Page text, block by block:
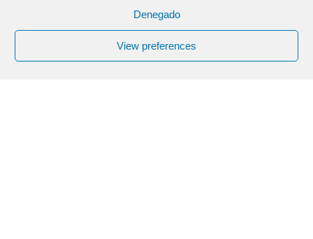
Denegado
View preferences
Tendencias
Proveedores
Ayudas
Agenda